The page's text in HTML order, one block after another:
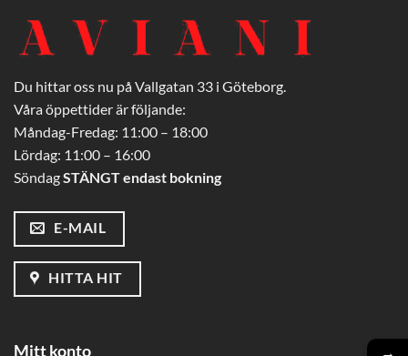
Du hittar oss nu på Vallgatan 33 i Göteborg.
Våra öppettider är följande:
Måndag-Fredag: 11:00 – 18:00
Lördag: 11:00 – 16:00
SöndagSTÄNGT endast bokning
E-MAIL
HITTA HIT
Mitt konto